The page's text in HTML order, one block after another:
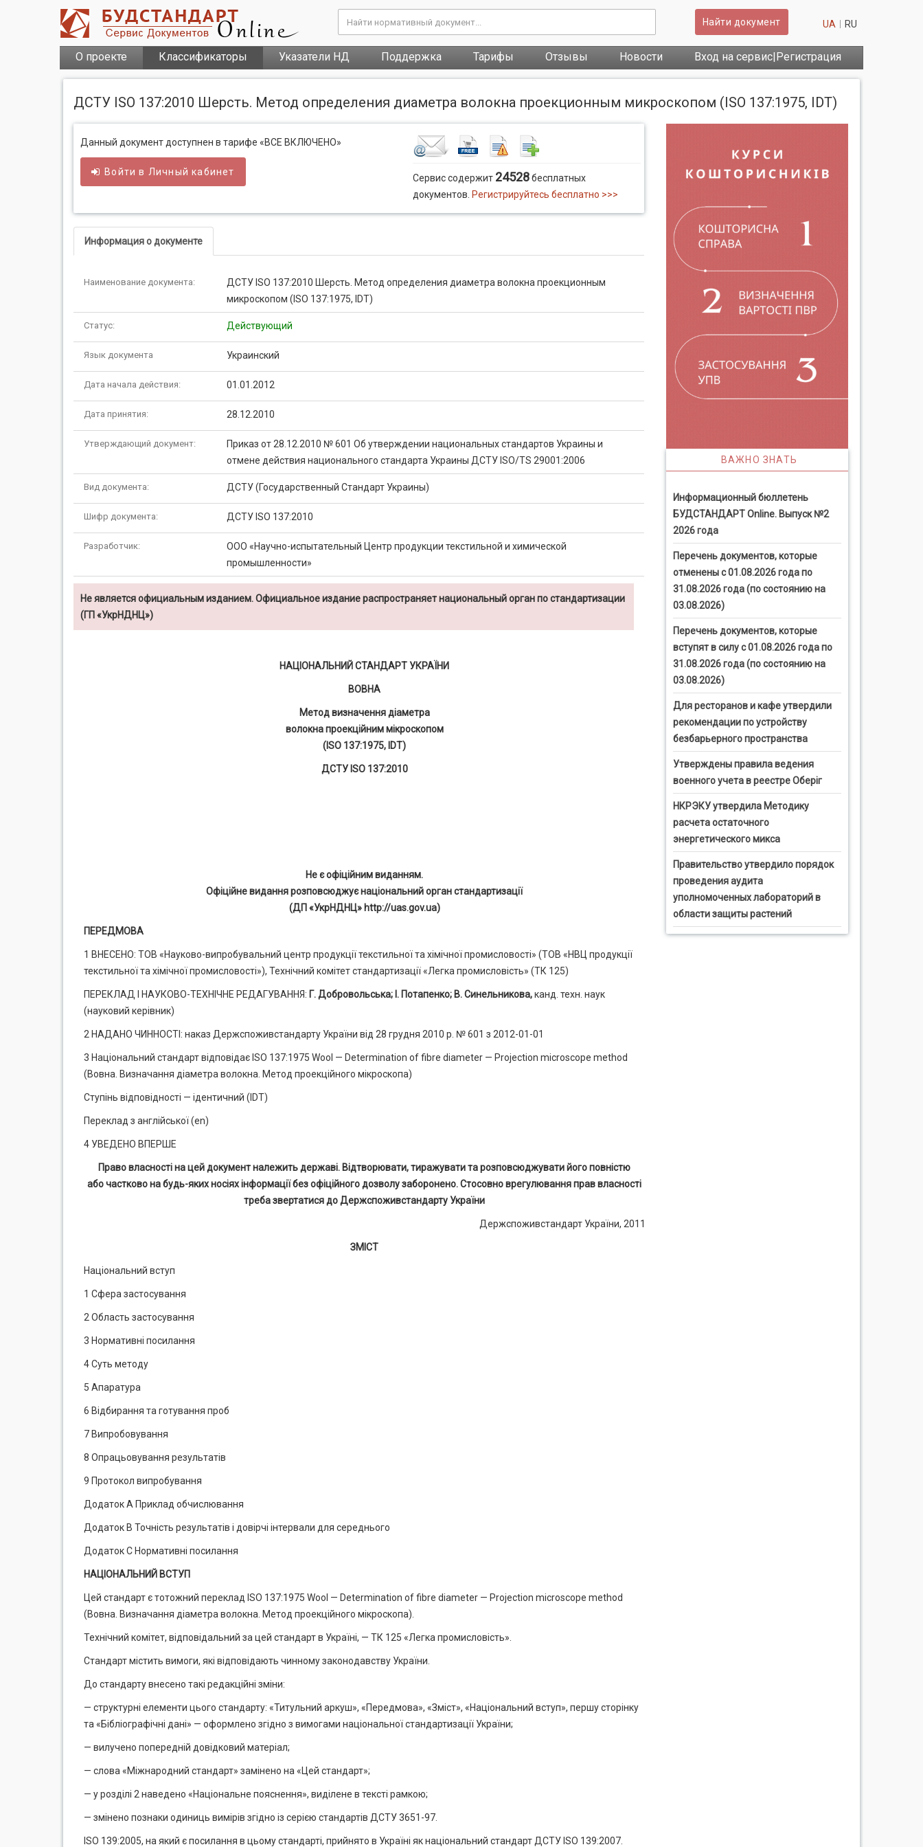
Найти документ UA RU
О проекте Классификаторы Указатели НД Поддержка Тарифы Отзывы Новости Вход на сервис|Регистрация
ДСТУ ISO 137:2010 Шерсть. Метод определения диаметра волокна проекционным микроскопом (ISO 137:1975, IDT)
Данный документ доступнен в тарифе «ВСЕ ВКЛЮЧЕНО»
Войти в Личный кабинет
Сервис содержит 24528бесплатных
документов. Регистрируйтесь бесплатно >>>
Информация о документе
Наименование документа:
ДСТУ ISO 137:2010 Шерсть. Метод определения диаметра волокна проекционным
микроскопом (ISO 137:1975, IDT)
Статус: Действующий
Язык документа Украинский
Дата начала действия: 01.01.2012
Дата принятия: 28.12.2010
Утверждающий документ:
Приказ от 28.12.2010 № 601 Об утверждении национальных стандартов Украины и
отмене действия национального стандарта Украины ДСТУ ISO/TS 29001:2006
Вид документа: ДСТУ (Государственный Стандарт Украины)
Шифр документа: ДСТУ ISO 137:2010
Разработчик:
ООО «Научно-испытательный Центр продукции текстильной и химической
промышленности»
Не является официальным изданием. Официальное издание распространяет национальный орган по стандартизации
(ГП «УкрНДНЦ»)
НАЦІОНАЛЬНИЙ СТАНДАРТ УКРАЇНИ
ВОВНА
Метод визначення діаметра
волокна проекційним мікроскопом
(ISO 137:1975, IDT)
ДСТУ ISO 137:2010
Не є офіційним виданням.
Офіційне видання розповсюджує національний орган стандартизації
(ДП «УкрНДНЦ» http://uas.gov.ua)
ПЕРЕДМОВА
1 ВНЕСЕНО: ТОВ «Науково-випробувальний центр продукції текстильної та хімічної промисловості» (ТОВ «НВЦ продукції
текстильної та хімічної промисловості»), Технічний комітет стандартизації «Легка промисловість» (ТК 125)
ПЕРЕКЛАД І НАУКОВО-ТЕХНІЧНЕ РЕДАГУВАННЯ: Г. Добровольська; І. Потапенко; В. Синельникова,канд. техн. наук
(науковий керівник)
2 НАДАНО ЧИННОСТІ: наказ Держспоживстандарту України від 28 грудня 2010 р. № 601 з 2012-01-01
3 Національний стандарт відповідає ISO 137:1975 Wool — Determination of fibre diameter — Projection microscope method
(Вовна. Визначання діаметра волокна. Метод проекційного мікроскопа)
Ступінь відповідності — ідентичний (IDT)
Переклад з англійської (еn)
4 УВЕДЕНО ВПЕРШЕ
Право власності на цей документ належить державі. Відтворювати, тиражувати та розповсюджувати його повністю
або частково на будь-яких носіях інформації без офіційного дозволу заборонено. Стосовно врегулювання прав власності
треба звертатися до Держспоживстандарту України
Держспоживстандарт України, 2011
ЗМІСТ
Національний вступ
1 Сфера застосування
2 Область застосування
3 Нормативні посилання
4 Суть методу
5 Апаратура
6 Відбирання та готування проб
7 Випробовування
8 Опрацьовування результатів
9 Протокол випробування
Додаток А Приклад обчислювання
Додаток В Точність результатів і довірчі інтервали для середнього
Додаток С Нормативні посилання
НАЦІОНАЛЬНИЙ ВСТУП
Цей стандарт є тотожний переклад ISO 137:1975 Wool — Determination of fibre diameter — Projection microscope method
(Вовна. Визначання діаметра волокна. Метод проекційного мікроскопа).
Технічний комітет, відповідальний за цей стандарт в Україні, — ТК 125 «Легка промисловість».
Стандарт містить вимоги, які відповідають чинному законодавству України.
До стандарту внесено такі редакційні зміни:
— структурні елементи цього стандарту: «Титульний аркуш», «Передмова», «Зміст», «Національний вступ», першу сторінку
та «Бібліографічні дані» — оформлено згідно з вимогами національної стандартизації України;
— вилучено попередній довідковий матеріал;
— слова «Міжнародний стандарт» замінено на «Цей стандарт»;
— у розділі 2 наведено «Національне пояснення», виділене в тексті рамкою;
— змінено познаки одиниць вимірів згідно із серією стандартів ДСТУ 3651-97.
ISO 139:2005, на який є посилання в цьому стандарті, прийнято в Україні як національний стандарт ДСТУ ISO 139:2007.
ВАЖНО ЗНАТЬ
Информационный бюллетень
БУДСТАНДАРТ Online. Выпуск №2
2026 года
Перечень документов, которые
отменены с 01.08.2026 года по
31.08.2026 года (по состоянию на
03.08.2026)
Перечень документов, которые
вступят в силу с 01.08.2026 года по
31.08.2026 года (по состоянию на
03.08.2026)
Для ресторанов и кафе утвердили
рекомендации по устройству
безбарьерного пространства
Утверждены правила ведения
военного учета в реестре Оберіг
НКРЭКУ утвердила Методику
расчета остаточного
энергетического микса
Правительство утвердило порядок
проведения аудита
уполномоченных лабораторий в
области защиты растений